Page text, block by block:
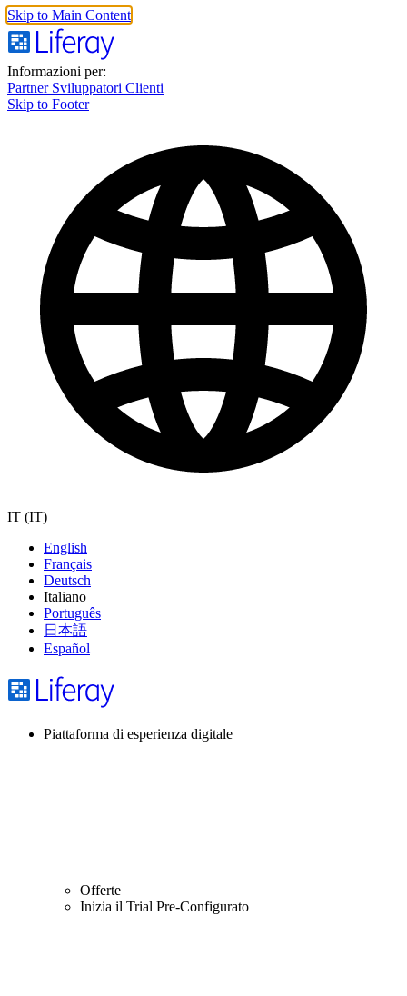
Skip to Main Content
Informazioni per:
Partner Sviluppatori Clienti
Skip to Footer
IT (IT)
English
Français
Deutsch
Italiano
Português
日本語
Español
Piattaforma di esperienza digitale
Offerte
Inizia il Trial Pre-Configurato